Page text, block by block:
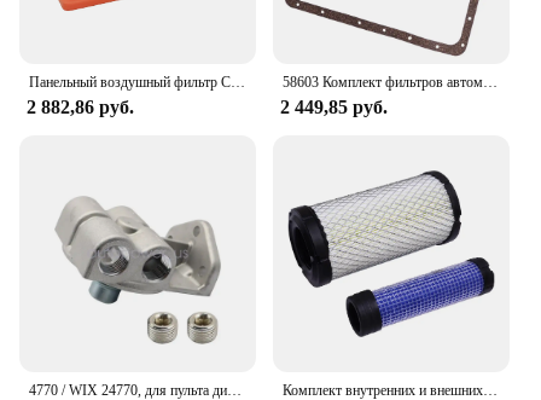
Панельный воздушный фильтр CA10261, дополнительный защитный гибкий прямоугольный заменитель FRAM CA10261 Purolator A56314 WIX 46930 OE 53034051AB
2 882,86 руб.
58603 Комплект фильтров автоматической коробки передач WIX подходит для Toyota Land Cruiser Lexus SC300 SC400 LS400 Volvo 240 960 S90 V90, новый базовый
2 449,85 руб.
4770 / WIX 24770, для пульта дистанционного крепления, дизель, для CAT 1R-0749, 1R-0750 Комплект внутренних и внешних воздушных фильтров P822686 546449 4163715 119515-12520, подходит для Wix Bobcat Mar yanwt Kawasaki Komatsu Kubota Skyjack